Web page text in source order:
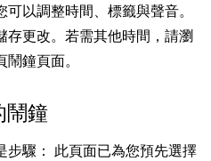
以調整時間、標籤與聲音。
存更改。若需其他時間，請瀏
鐘頁面。
鬧鐘
步驟： 此頁面已為您預先選擇